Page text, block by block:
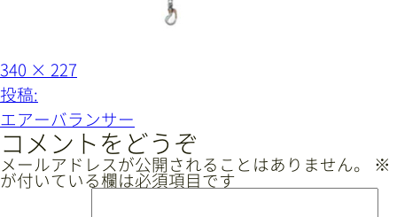
会社案内
新着情報
採用情報
レールシステムについて
フ
ル
サ
イ
ズ
340 × 227
投
稿
ナ
ビ
ゲ
投稿:
エアーバランサー
コメントをどうぞ
メールアドレスが公開されることはありません。 ※
が付いている欄は必須項目です